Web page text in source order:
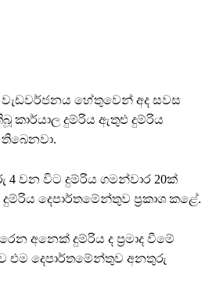
හේතුවෙන් අද සවස
කාර්යාල දුම්රිය ඇතුළු දුම්රිය
වන විට දුම්රිය ගමන්වාර 20ක්
දෙපාර්තමේන්තුව ප්‍රකාශ කළේ.
අනෙක් දුම්රිය ද ප්‍රමාද වීමේ
එම දෙපාර්තමේන්තුව අනතුරු